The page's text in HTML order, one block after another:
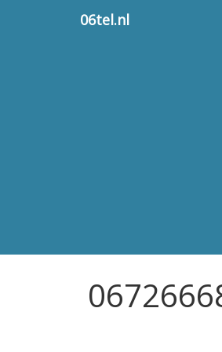
06tel.nl